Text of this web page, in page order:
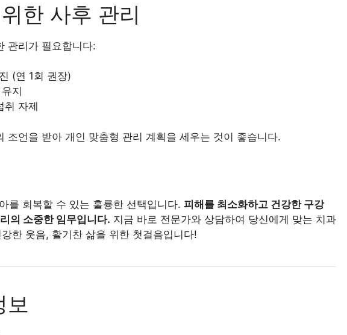
한 사후 관리
관리가 필요합니다:
(연 1회 권장)
지
취 자제
조언을 받아 개인 맞춤형 관리 계획을 세우는 것이 좋습니다.
를 회복할 수 있는 훌륭한 선택입니다. 피해를 최소화하고 건강한 구강
의 소중한 임무입니다. 지금 바로 전문가와 상담하여 당신에게 맞는 치과
한 웃음, 활기찬 삶을 위한 첫걸음입니다!